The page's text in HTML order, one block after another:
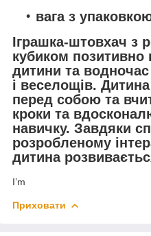
вага з
Іграшка-штовхач з
кубиком позитивно
дитини та
і веселощів.
перед собою та
кроки та
навичку. Завдяки
розробленому
дитина
I’m
Приховати